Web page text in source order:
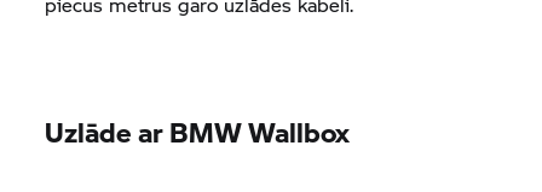
Uzlāde ar BMW Wallbox